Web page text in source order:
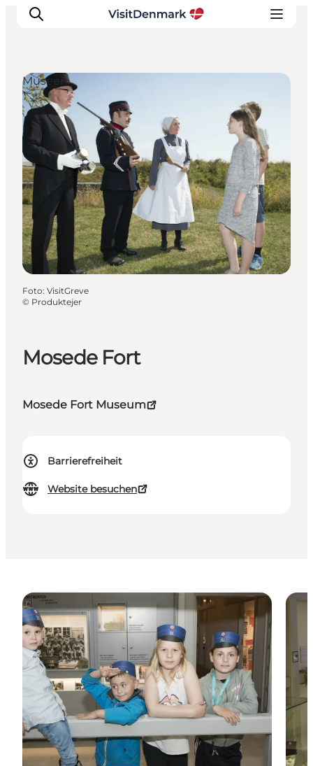
Inspiration
Regionen
Erlebnisse
Unterkünfte
Reiseplanung
Mosede Fort
Mosede Fort Museum
Barrierefreiheit
Website besuchen
Museen
Foto: VisitGreve
© Produktejer